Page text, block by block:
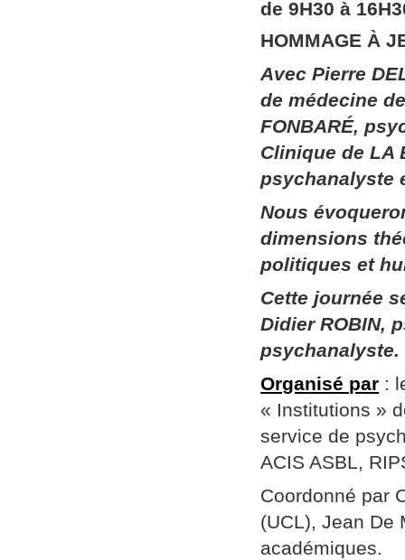
de 9H30 à
HOMMAGE À
Avec Pierre
de médecine
FONBARÉ,
Clinique de LA
psychanalyste
Nous
dimensions
politiques et
Cette journée
Didier ROBIN,
psychanalyste.
Organisé par :
« Institutions »
service de
ACIS ASBL,
Coordonné par
(UCL), Jean De
académiques.